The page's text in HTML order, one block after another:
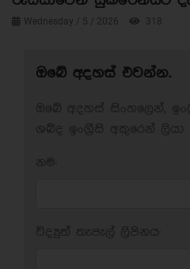
Wednesday / 5 / 2026 318
ඔබේ අදහස් එවන්න.